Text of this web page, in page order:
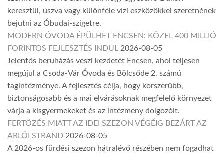
keresztül, úszva vagy különféle vízi eszközökkel szeretnének
bejutni az Óbudai-szigetre.
MODERN ÓVODA ÉPÜLHET ENCSEN: KÖZEL 400 MILLIÓ
FORINTOS FEJLESZTÉS INDUL 2026-08-05
Jelentős beruházás veszi kezdetét Encsen, ahol teljesen
megújul a Csoda-Vár Óvoda és Bölcsőde 2. számú
tagintézménye. A fejlesztés célja, hogy korszerűbb,
biztonságosabb és a mai elvárásoknak megfelelő környezet
várja a kisgyermekeket és az intézmény dolgozóit.
FERTŐZÉS MIATT AZ IDEI SZEZON VÉGÉIG BEZÁRT AZ
ARLÓI STRAND 2026-08-05
A 2026-os fürdési szezon hátralévő részében nem fogadhat